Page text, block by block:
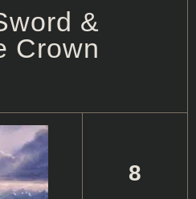
&
Crown
8